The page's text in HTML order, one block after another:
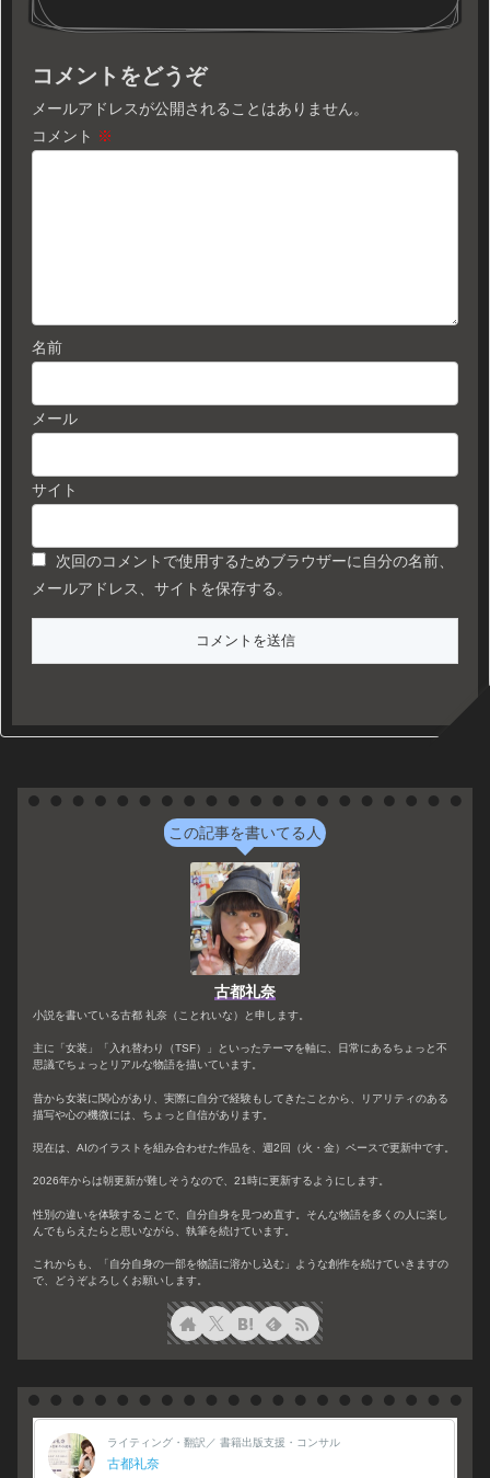
コメントをどうぞ
メールアドレスが公開されることはありません。
コメント ※
名前
メール
サイト
次回のコメントで使用するためブラウザーに自分の名前、
メールアドレス、サイトを保存する。
この記事を書いてる人
古都礼奈
小説を書いている古都 礼奈（ことれいな）と申します。
主に「女装」「入れ替わり（TSF）」といったテーマを軸に、日常にあるちょっと不
思議でちょっとリアルな物語を描いています。
昔から女装に関心があり、実際に自分で経験もしてきたことから、リアリティのある
描写や心の機微には、ちょっと自信があります。
現在は、AIのイラストを組み合わせた作品を、週2回（火・金）ペースで更新中です。
2026年からは朝更新が難しそうなので、21時に更新するようにします。
性別の違いを体験することで、自分自身を見つめ直す。そんな物語を多くの人に楽し
んでもらえたらと思いながら、執筆を続けています。
これからも、「自分自身の一部を物語に溶かし込む」ような創作を続けていきますの
で、どうぞよろしくお願いします。